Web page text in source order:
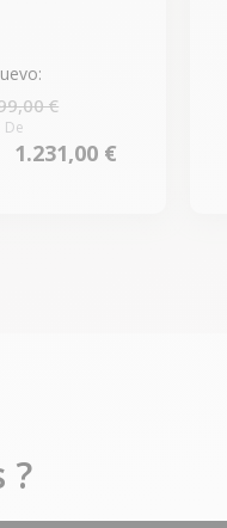
€
De
1.231,00 €
?